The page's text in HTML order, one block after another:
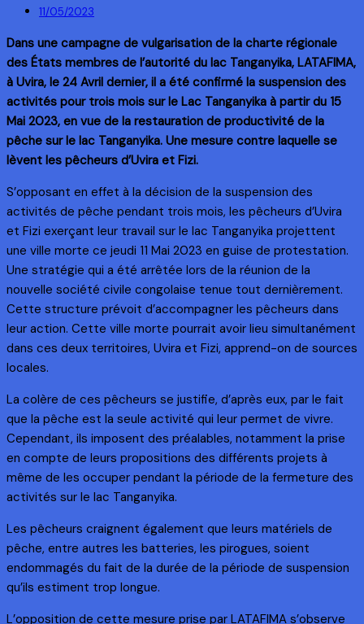
11/05/2023
Dans une campagne de vulgarisation de la charte régionale
des États membres de l’autorité du lac Tanganyika, LATAFIMA,
à Uvira, le 24 Avril dernier, il a été confirmé la suspension des
activités pour trois mois sur le Lac Tanganyika à partir du 15
Mai 2023, en vue de la restauration de productivité de la
pêche sur le lac Tanganyika. Une mesure contre laquelle se
lèvent les pêcheurs d’Uvira et Fizi.
S’opposant en effet à la décision de la suspension des
activités de pêche pendant trois mois, les pêcheurs d’Uvira
et Fizi exerçant leur travail sur le lac Tanganyika projettent
une ville morte ce jeudi 11 Mai 2023 en guise de protestation.
Une stratégie qui a été arrêtée lors de la réunion de la
nouvelle société civile congolaise tenue tout dernièrement.
Cette structure prévoit d’accompagner les pêcheurs dans
leur action. Cette ville morte pourrait avoir lieu simultanément
dans ces deux territoires, Uvira et Fizi, apprend-on de sources
locales.
La colère de ces pêcheurs se justifie, d’après eux, par le fait
que la pêche est la seule activité qui leur permet de vivre.
Cependant, ils imposent des préalables, notamment la prise
en compte de leurs propositions des différents projets à
même de les occuper pendant la période de la fermeture des
activités sur le lac Tanganyika.
Les pêcheurs craignent également que leurs matériels de
pêche, entre autres les batteries, les pirogues, soient
endommagés du fait de la durée de la période de suspension
qu’ils estiment trop longue.
L’opposition de cette mesure prise par LATAFIMA s’observe